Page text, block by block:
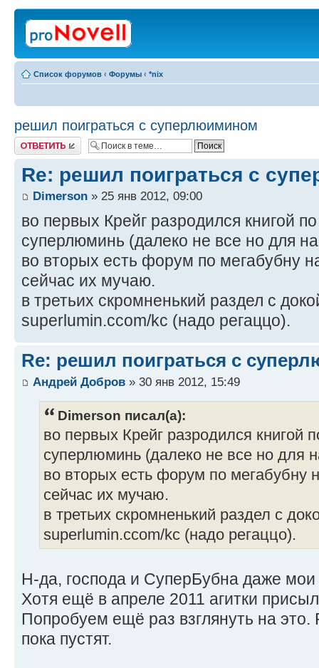
Список форумов ‹ Форумы ‹ *nix
решил поиграться с суперлюимином
Ответить
Re: решил поиграться с
Dimerson » 25 янв 2012, 09:00
во первых Крейг разродился книгой
суперлюминь (далеко не все но для
во вторых есть форум по мегабубну
сейчас их мучаю.
в третьих скромненький раздел с
superlumin.ccom/kc (надо регаццо).
Re: решил поиграться с
Андрей Добров » 30 янв 2012, 15:49
Dimerson писал(а):
во первых Крейг разродился книгой
суперлюминь (далеко не все но для
во вторых есть форум по мегабубну
сейчас их мучаю.
в третьих скромненький раздел с
superlumin.ccom/kc (надо регаццо).
Н-да, господа и СуперБубна даже мои
Хотя ещё в апреле 2011 агитки
Попробуем ещё раз взглянуть на
пока пустят.